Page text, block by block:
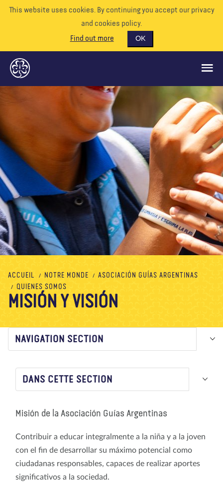
This website uses cookies. By continuing you accept our privacy
and cookies policy.
Find out more
OK
CE QUE NOUS FAISONS
BÉNÉVOLE
EVÉNEMENTS
NOTRE MONDE
RESSOURCES
À propos de nous Actualité Magasin
Contactez nous FAIRE UN DON
ACCUEIL NOTRE MONDE
ASOCIACIÓN GUÍAS ARGENTINAS
QUIENES SOMOS
MISIÓN Y VISIÓN
NAVIGATION SECTION
DANS CETTE SECTION
Misión de la Asociación Guías Argentinas
Contribuir a educar integralmente a la niña y a la joven
con el fin de desarrollar su máximo potencial como
ciudadanas responsables, capaces de realizar aportes
significativos a la sociedad.